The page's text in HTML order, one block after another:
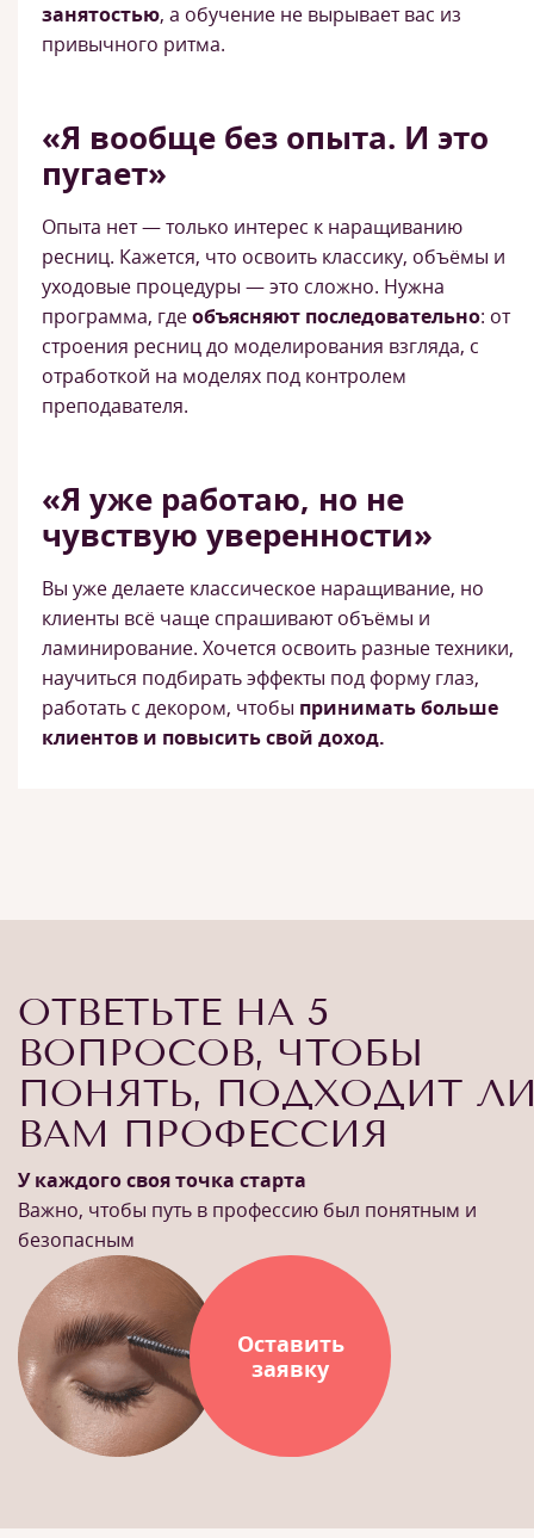
занятостью, а обучение не вырывает вас из
привычного ритма.
«Я вообще без опыта. И это
пугает»
Опыта нет — только интерес к наращиванию
ресниц. Кажется, что освоить классику, объёмы и
уходовые процедуры — это сложно. Нужна
программа, гдеобъясняют последовательно: от
строения ресниц до моделирования взгляда, с
отработкой на моделях под контролем
преподавателя.
«Я уже работаю, но не
чувствую уверенности»
Вы уже делаете классическое наращивание, но
клиенты всё чаще спрашивают объёмы и
ламинирование. Хочется освоить разные техники,
научиться подбирать эффекты под форму глаз,
работать с декором, чтобы принимать больше
клиентов и повысить свой доход.
ОТВЕТЬТЕ НА 5
ВОПРОСОВ, ЧТОБЫ
ПОНЯТЬ, ПОДХОДИТ
ВАМ ПРОФЕССИЯ
У каждого своя точка старта
Важно, чтобы путь в профессию был понятным и
безопасным
Оставить
заявку